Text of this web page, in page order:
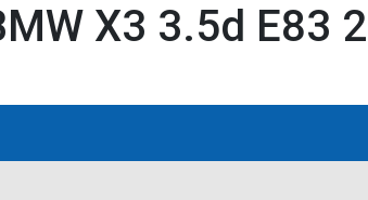
X3 3.5d E83